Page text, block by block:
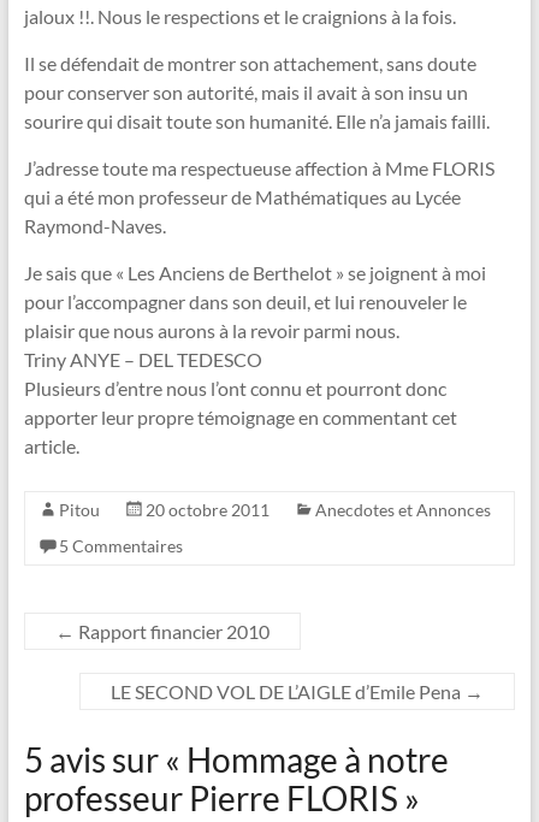
jaloux !!. Nous le respections et le craignions à la fois.
Il se défendait de montrer son attachement, sans doute
pour conserver son autorité, mais il avait à son insu un
sourire qui disait toute son humanité. Elle n’a jamais failli.
J’adresse toute ma respectueuse affection à Mme FLORIS
qui a été mon professeur de Mathématiques au Lycée
Raymond-Naves.
Je sais que « Les Anciens de Berthelot » se joignent à moi
pour l’accompagner dans son deuil, et lui renouveler le
plaisir que nous aurons à la revoir parmi nous.
Triny ANYE – DEL TEDESCO
Plusieurs d’entre nous l’ont connu et pourront donc
apporter leur propre témoignage en commentant cet
article.
Pitou 20 octobre 2011
Anecdotes et Annonces
5 Commentaires
← Rapport financier 2010
LE SECOND VOL DE L’AIGLE d’Emile Pena →
5 avis sur « Hommage à notre
professeur Pierre FLORIS »